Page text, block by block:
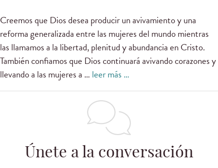
Creemos que Dios desea producir un avivamiento y una
reforma generalizada entre las mujeres del mundo mientras
las llamamos a la libertad, plenitud y abundancia en Cristo.
También confiamos que Dios continuará avivando corazones y
llevando a las mujeres a … leer más …
Únete a la conversación